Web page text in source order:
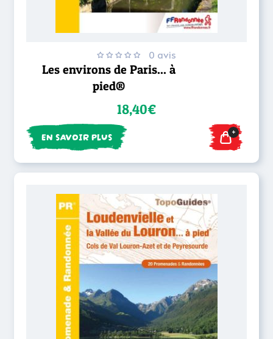
0 avis
Les environs de Paris... à
pied®
18,40€
EN SAVOIR PLUS +